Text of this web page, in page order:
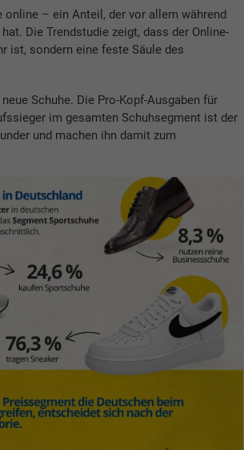
online – ein Anteil, der vor allem während
Die Trendstudie zeigt, dass der Online-
ist, sondern eine feste Säule des
Schuhe. Die Pro-Kopf-Ausgaben für
im gesamten Schuhsegment ist der
und machen ihn damit zum